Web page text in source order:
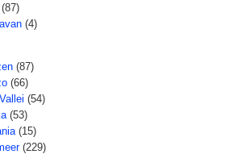
(87)
(4)
(87)
(66)
(54)
(53)
(15)
(229)